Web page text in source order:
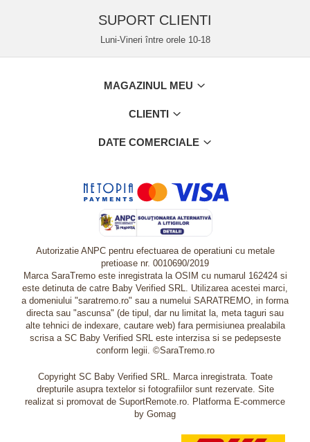
SUPORT CLIENTI
Luni-Vineri între orele 10-18
MAGAZINUL MEU
CLIENTI
DATE COMERCIALE
Autorizatie ANPC pentru efectuarea de operatiuni cu metale
pretioase nr. 0010690/2019
Marca SaraTremo este inregistrata la OSIM cu numarul 162424 si
este detinuta de catre Baby Verified SRL. Utilizarea acestei marci,
a domeniului "saratremo.ro" sau a numelui SARATREMO, in forma
directa sau "ascunsa" (de tipul, dar nu limitat la, meta taguri sau
alte tehnici de indexare, cautare web) fara permisiunea prealabila
scrisa a SC Baby Verified SRL este interzisa si se pedepseste
conform legii. ©SaraTremo.ro
Copyright SC Baby Verified SRL. Marca inregistrata. Toate
drepturile asupra textelor si fotografiilor sunt rezervate. Site
realizat si promovat de SuportRemote.ro. Platforma E-commerce
by Gomag